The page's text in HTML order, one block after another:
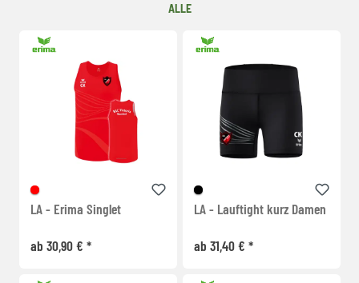
ALLE
LA - Erima Singlet
ab 30,90 € *
LA - Lauftight kurz Damen
ab 31,40 € *